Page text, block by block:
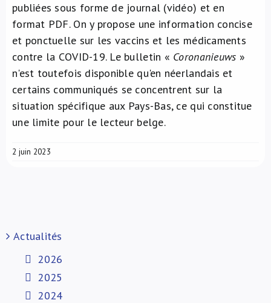
publiées sous forme de journal (vidéo) et en
format PDF. On y propose une information concise
et ponctuelle sur les vaccins et les médicaments
contre la COVID-19. Le bulletin « Coronanieuws »
n'est toutefois disponible qu'en néerlandais et
certains communiqués se concentrent sur la
situation spécifique aux Pays-Bas, ce qui constitue
une limite pour le lecteur belge.
2 juin 2023
Actualités
2026
2025
2024